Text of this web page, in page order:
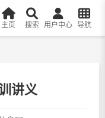
主页 搜索 用户中心 导航
讲义